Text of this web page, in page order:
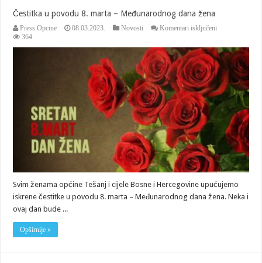
Čestitka u povodu 8. marta – Međunarodnog dana žena
Press Opcine 08.03.2023. Novosti Komentari isključeni
povodu
8.
marta
Međunarodnog
dana
žena
364
Svim ženama općine Tešanj i cijele Bosne i Hercegovine upućujemo
iskrene čestitke u povodu 8. marta – Međunarodnog dana žena. Neka i
ovaj dan bude ...
Opširnije »